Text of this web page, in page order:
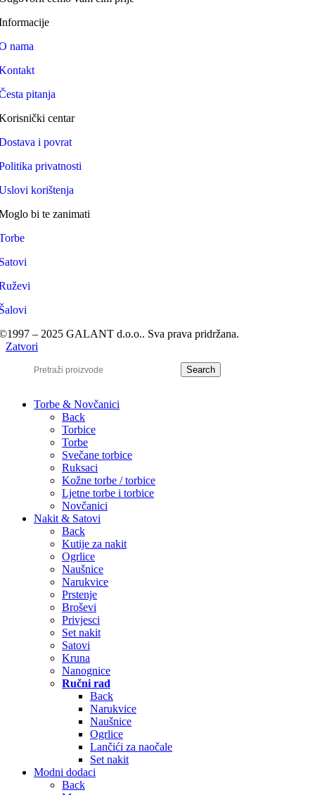
nama
pitanja
centar
i povrat
privatnosti
korištenja
bi te zanimati
– 2025 GALANT d.o.o.. Sva prava pridržana.
Zatvori
Search
Torbe & Novčanici
Back
Torbice
Torbe
Svečane torbice
Ruksaci
Kožne torbe / torbice
Ljetne torbe i torbice
Novčanici
Nakit & Satovi
Back
Kutije za nakit
Ogrlice
Naušnice
Narukvice
Prstenje
Broševi
Privjesci
Set nakit
Satovi
Kruna
Nanognice
Ručni rad
Back
Narukvice
Naušnice
Ogrlice
Lančići za naočale
Set nakit
Modni dodaci
Back